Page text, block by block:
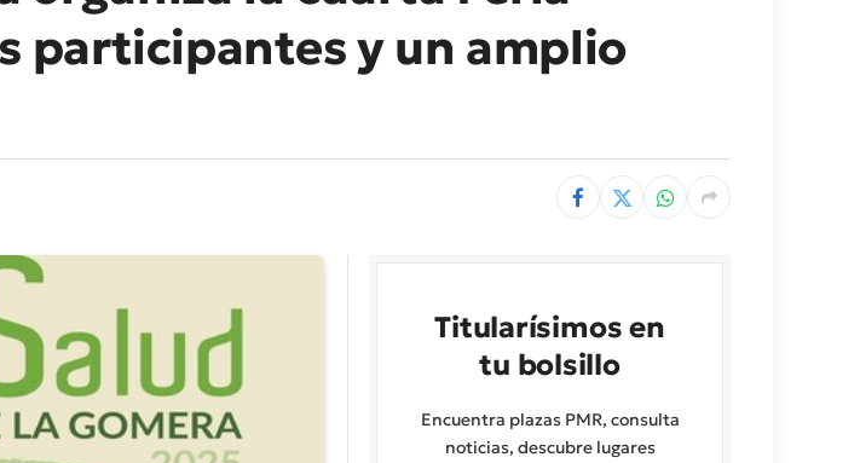
participantes y un amplio
Titularísimos en
tu bolsillo
Encuentra plazas PMR, consulta
noticias, descubre lugares